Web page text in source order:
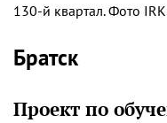
130-й квартал. Фото
Братск
Проект по